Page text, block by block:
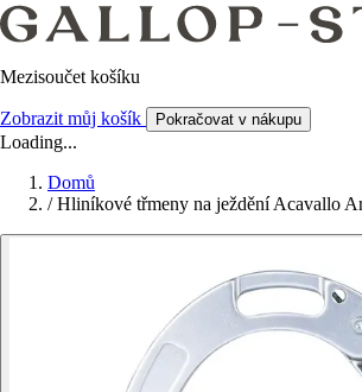
Mezisoučet košíku
Zobrazit můj košík Pokračovat v nákupu
Loading...
Domů
/ Hliníkové třmeny na ježdění Acavallo